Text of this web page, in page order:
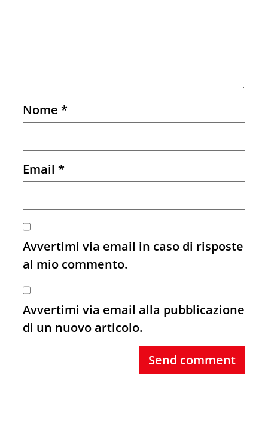
Nome*
Email*
Avvertimi via email in caso di risposte
al mio commento.
Avvertimi via email alla pubblicazione
di un nuovo articolo.
Send comment